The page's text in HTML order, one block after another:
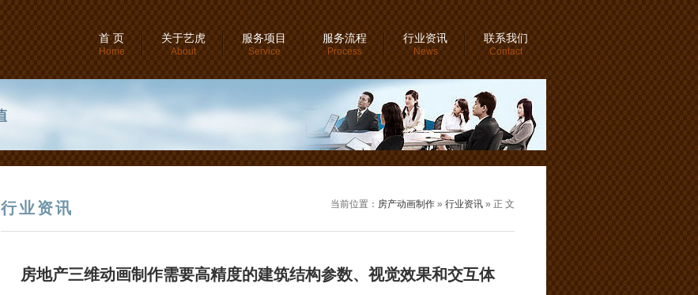
首 页
Home
关于艺虎
About
服务项目
Service
服务流程
Process
行业资讯
News
联系我们
Contact
行业资讯 当前位置： 房产动画制作 » 行业资讯 » 正 文
房地产三维动画制作需要高精度的建筑结构参数、视觉效果和交互体